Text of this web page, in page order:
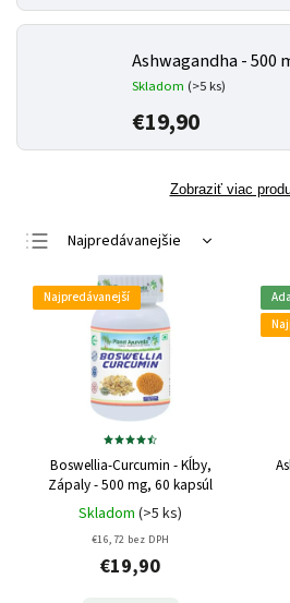
Ashwagandha - 500
Skladom (>5 ks)
€19,90
Zobraziť viac
Najpredávanejšie
Najlacnejšie
Najdrahšie
Abecedne
Najpredávanejší
Boswellia-Curcumin - Kĺby,
Zápaly - 500 mg, 60 kapsúl
Skladom (>5 ks)
€16,72 bez DPH
€19,90